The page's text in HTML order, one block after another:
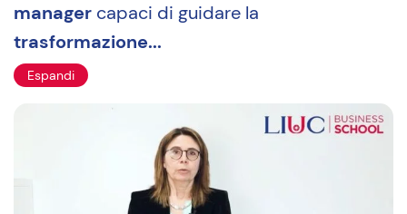
manager capaci di guidare la
trasformazione...
Espandi